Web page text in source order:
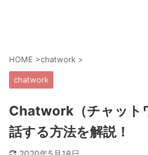
HOME >chatwork >
chatwork
Chatwork（チャット
話する方法を解説！